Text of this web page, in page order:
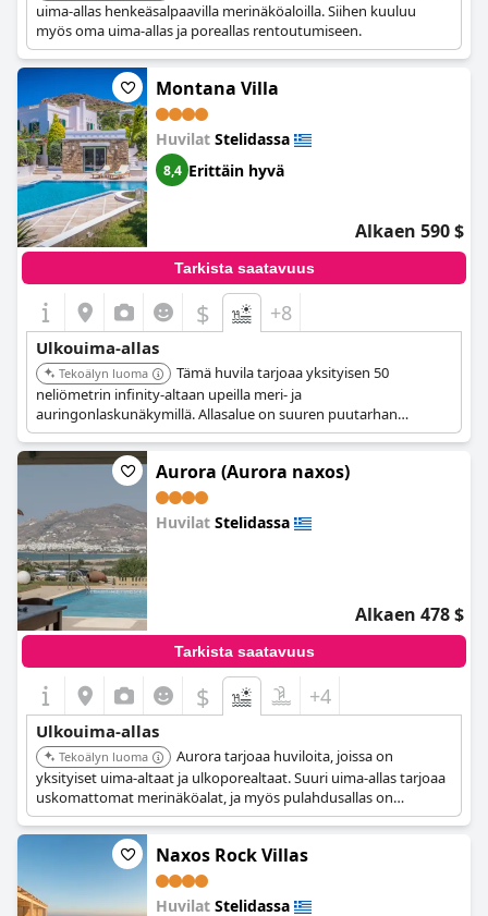
uima-allas henkeäsalpaavilla merinäköaloilla. Siihen kuuluu
myös oma uima-allas ja poreallas rentoutumiseen.
Montana Villa
Huvilat Stelidassa
8,4 Erittäin hyvä
Alkaen 590 $
Tarkista saatavuus
$ +8
Ulkouima-allas
Tekoälyn luoma
Tämä huvila tarjoaa yksityisen 50
neliömetrin infinity-altaan upeilla meri- ja
auringonlaskunäkymillä. Allasalue on suuren puutarhan
ympäröimä, tarjoten yksityisen keitaan.
Aurora (Aurora naxos)
Huvilat Stelidassa
Alkaen 478 $
Tarkista saatavuus
$ +4
Ulkouima-allas
Tekoälyn luoma
Aurora tarjoaa huviloita, joissa on
yksityiset uima-altaat ja ulkoporealtaat. Suuri uima-allas tarjoaa
uskomattomat merinäköalat, ja myös pulahdusallas on
saatavilla.
Naxos Rock Villas
Huvilat Stelidassa